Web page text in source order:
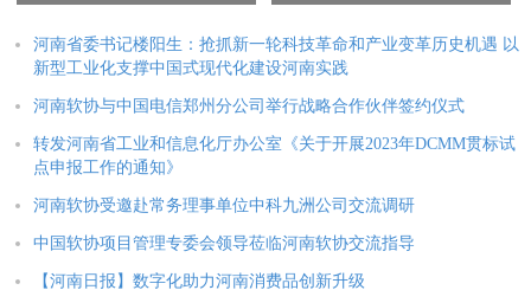
会成功召开
次培训会顺利举行
河南省委书记楼阳生：抢抓新一轮科技革命和产业变革历史机遇 以
新型工业化支撑中国式现代化建设河南实践
河南软协与中国电信郑州分公司举行战略合作伙伴签约仪式
转发河南省工业和信息化厅办公室《关于开展2023年DCMM贯标试
点申报工作的通知》
河南软协受邀赴常务理事单位中科九洲公司交流调研
中国软协项目管理专委会领导莅临河南软协交流指导
【河南日报】数字化助力河南消费品创新升级